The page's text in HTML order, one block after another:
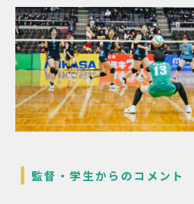
監督・学生からのコメント